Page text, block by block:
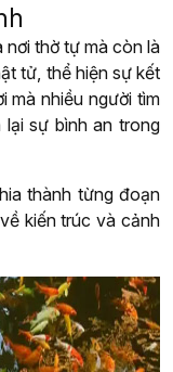
nơi thờ tự mà còn là
tử, thể hiện sự kết
mà nhiều người tìm
sự bình an trong
thành từng đoạn
kiến trúc và cảnh